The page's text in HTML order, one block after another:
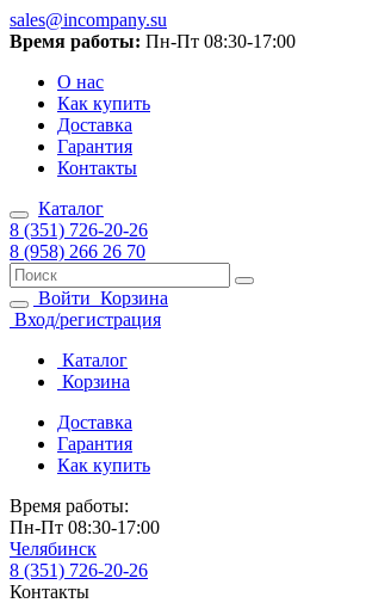
sales@incompany.su
Время работы: Пн-Пт 08:30-17:00
О нас
Как купить
Доставка
Гарантия
Контакты
Каталог
8 (351) 726-20-26
8 (958) 266 26 70
Войти Корзина
Вход/регистрация
Каталог
Корзина
Доставка
Гарантия
Как купить
Время работы:
Пн-Пт 08:30-17:00
Челябинск
8 (351) 726-20-26
Контакты